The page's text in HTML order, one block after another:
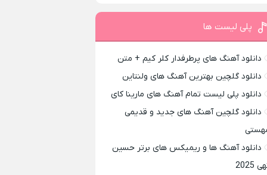
پلی لیست ها
دانلود آهنگ های پرطرفدار کلر کیم + متن
دانلود گلچین بهترین آهنگ های ولنتاین
دانلود پلی لیست تمام آهنگ های مارینا کای
دانلود گلچین آهنگ های جدید و قدیمی
دانلود آهنگ ها و ریمیکس های برتر حسین
2025